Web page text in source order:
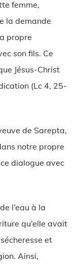
femme,
la demande
propre
son fils. Ce
Jésus-Christ
(Lc 4, 25-
de Sarepta,
notre propre
dialogue avec
l’eau à la
qu’elle avait
et
Ainsi,